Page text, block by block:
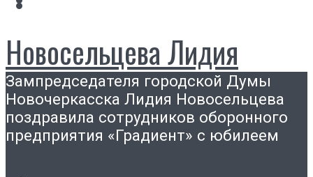
Новосельцева Лидия
Александровна
Главная
Зампредседателя городской Думы
Новочеркасска Лидия Новосельцева
поздравила сотрудников оборонного
предприятия «Градиент» с юбилеем